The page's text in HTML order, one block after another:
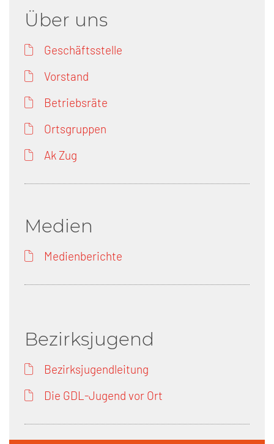
Über uns
Geschäftsstelle
Vorstand
Betriebsräte
Ortsgruppen
Ak Zug
Medien
Medienberichte
Bezirksjugend
Bezirksjugendleitung
Die GDL-Jugend vor Ort